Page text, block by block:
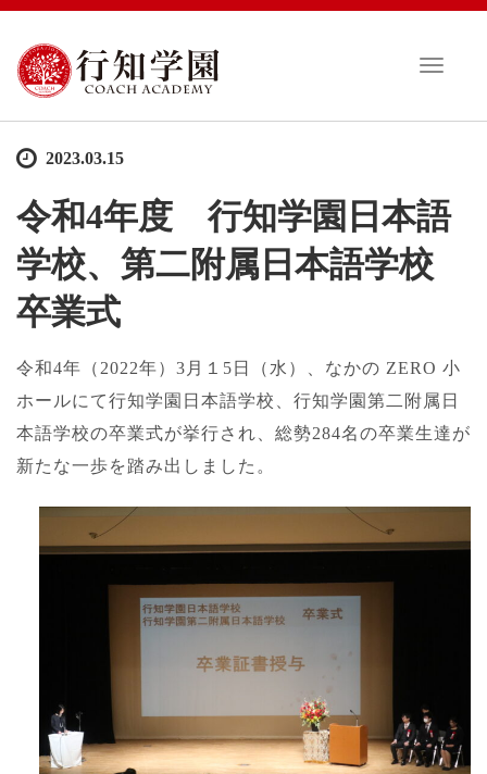
T
n
a
v
i
i
o
n
2023.03.15
令和4年度 行知学園日本語
学校、第二附属日本語学校
卒業式
令和4年（2022年）3月１5日（水）、なかの ZERO 小
ホールにて行知学園日本語学校、行知学園第二附属日
本語学校の卒業式が挙行され、総勢284名の卒業生達が
新たな一歩を踏み出しました。